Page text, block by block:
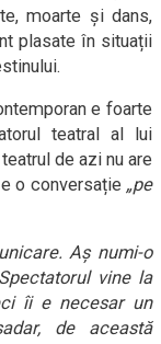
moarte și dans,
plasate în situații
e foarte
teatral al lui
de azi nu are
o conversație „pe
Aș numi-o
vine la
îi e necesar un
de această